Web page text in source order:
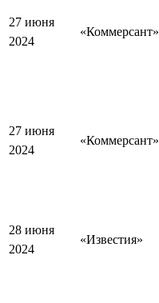
27 июня
2024
«Коммерсант»
27 июня
2024
«Коммерсант»
28 июня
2024
«Известия»